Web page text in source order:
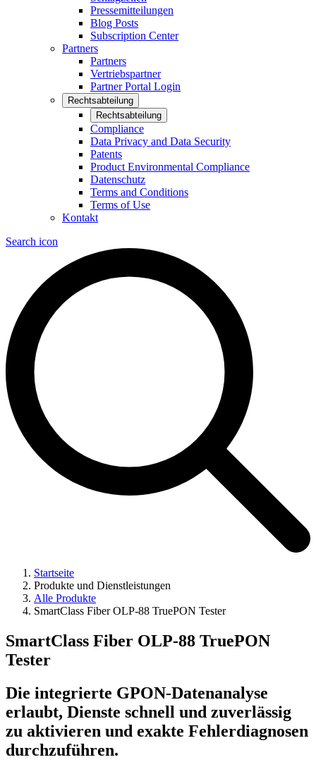
Pressemitteilungen
Blog Posts
Subscription Center
Partners
Partners
Vertriebspartner
Partner Portal Login
Rechtsabteilung
Rechtsabteilung
Compliance
Data Privacy and Data Security
Patents
Product Environmental Compliance
Datenschutz
Terms and Conditions
Terms of Use
Kontakt
Search icon
Startseite
Produkte und Dienstleistungen
Alle Produkte
SmartClass Fiber OLP-88 TruePON Tester
SmartClass Fiber OLP-88 TruePON
Tester
Die integrierte GPON-Datenanalyse
erlaubt, Dienste schnell und zuverlässig
zu aktivieren und exakte Fehlerdiagnosen
durchzuführen.